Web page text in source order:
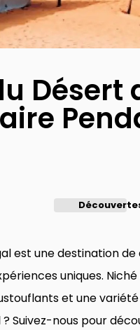
Désert
est une destination
uniques.
et une variété
Suivez-nous pour